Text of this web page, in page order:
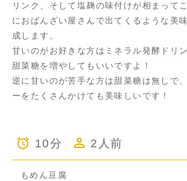
リンク、そして塩麹の味付けが相まって
におばんざい屋さんで出てくるような美
成します。
甘いのがお好きな方はミネラル発酵ドリ
甜菜糖を増やしてもいいですよ！
逆に甘いのが苦手な方は甜菜糖は無しで
ーをたくさんかけても美味しいです！
10分 2人前
もめん豆腐